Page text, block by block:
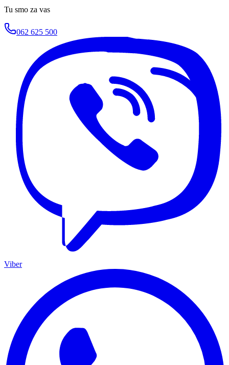
Tu smo za vas
062 625 500
Viber